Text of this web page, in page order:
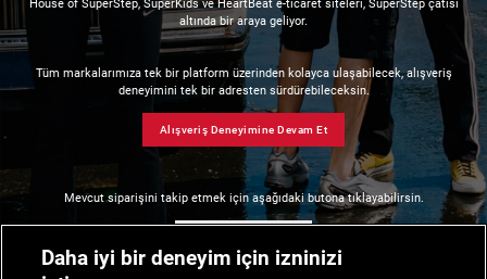
House of SuperStep, SuperKids ve HeartBeat e-ticaret siteleri, SuperStep çatısı
altında bir araya geliyor.
Tüm markalarımıza tek bir platform üzerinden kolayca ulaşabilecek, alışveriş
deneyimini tek bir adresten sürdürebileceksin.
Alışveriş Deneyimine Devam Et
Mevcut siparişini takip etmek için aşağıdaki butona tıklayabilirsin.
Daha iyi bir deneyim için izninizi